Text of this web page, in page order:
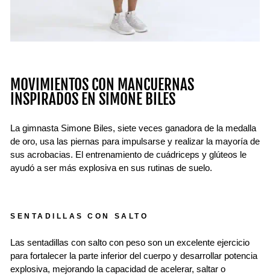
MOVIMIENTOS CON MANCUERNAS
INSPIRADOS EN SIMONE BILES
La gimnasta Simone Biles, siete veces ganadora de la medalla
de oro, usa las piernas para impulsarse y realizar la mayoría de
sus acrobacias. El entrenamiento de cuádriceps y glúteos le
ayudó a ser más explosiva en sus rutinas de suelo.
SENTADILLAS CON SALTO
Las sentadillas con salto con peso son un excelente ejercicio
para fortalecer la parte inferior del cuerpo y desarrollar potencia
explosiva, mejorando la capacidad de acelerar, saltar o